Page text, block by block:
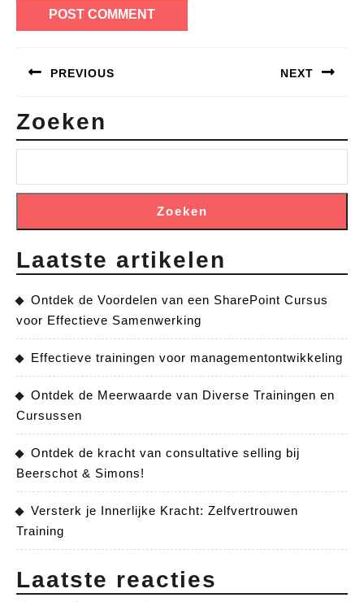
navigatie
PREVIOUS
post:
NEXT
Zoeken
Zoeken
Laatste artikelen
Ontdek de Voordelen van een SharePoint Cursus
voor Effectieve Samenwerking
Effectieve trainingen voor managementontwikkeling
Ontdek de Meerwaarde van Diverse Trainingen en
Cursussen
Ontdek de kracht van consultative selling bij
Beerschot & Simons!
Versterk je Innerlijke Kracht: Zelfvertrouwen
Training
Laatste reacties